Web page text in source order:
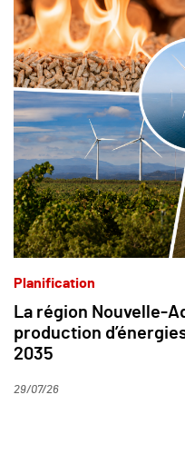
Planification
La région Nouvelle-
production
2035
29/07/26